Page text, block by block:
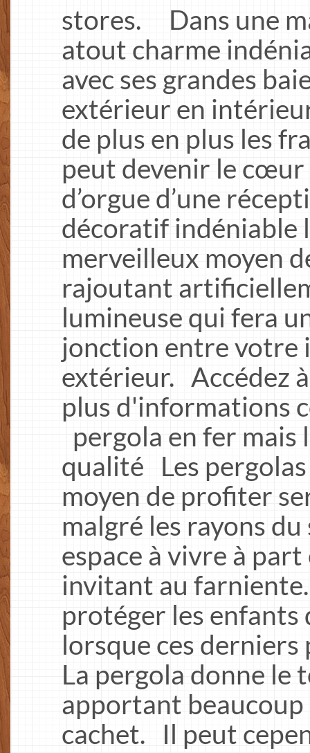
stores. Dans une
atout charme
avec ses grandes
extérieur en
de plus en plus les
peut devenir le cœur
d’orgue d’une
décoratif indéniable
merveilleux moyen
rajoutant
lumineuse qui fera
jonction entre votre
extérieur. Accédez
plus d'informations
pergola en fer
qualité Les
moyen de profiter
malgré les rayons
espace à vivre à
invitant au
protéger les enfants
lorsque ces
La pergola donne le
apportant
cachet. Il peut